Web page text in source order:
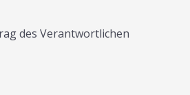
des Verantwortlichen